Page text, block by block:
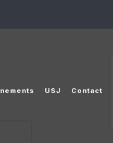
USJ Contact